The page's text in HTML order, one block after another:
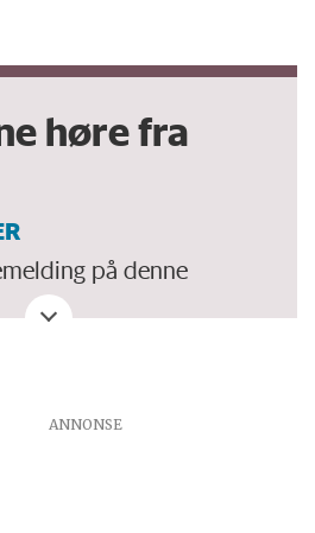
høre fra
på denne
ros eller kritikk?